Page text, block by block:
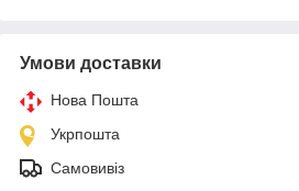
Умови доставки
Нова Пошта
Укрпошта
Самовивіз